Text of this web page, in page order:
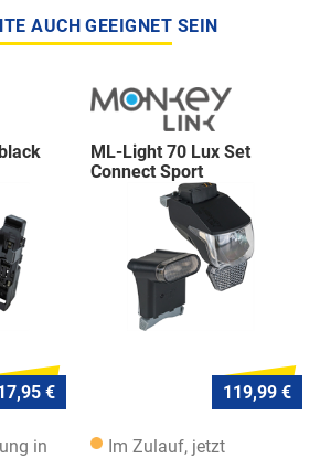
AUCH GEEIGNET SEIN
€
in
ML-Light 70 Lux Set
Connect Sport
119,99 €
Im Zulauf, jetzt